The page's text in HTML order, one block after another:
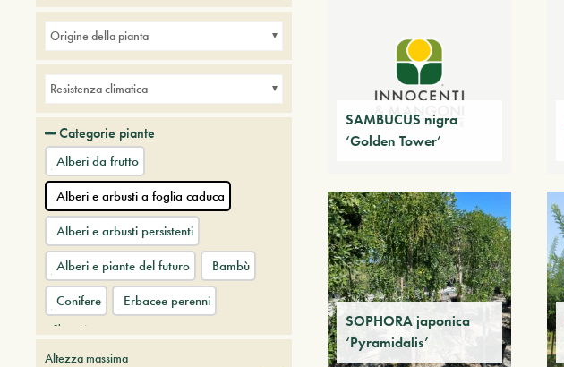
SAMBUCUS nigra
‘Golden Tower’
SOPHORA japonica
‘Pyramidalis’
Origine della pianta
Resistenza climatica
Categorie piante
Alberi da frutto
Alberi e arbusti a foglia caduca
Alberi e arbusti persistenti
Alberi e piante del futuro
Bambù
Conifere
Erbacee perenni
+ Show More
Altezza massima